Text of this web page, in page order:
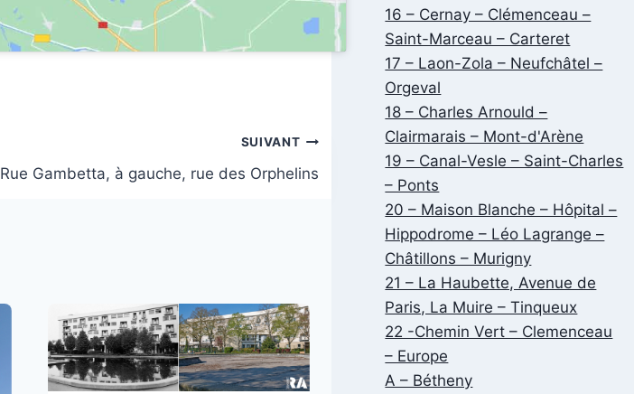
SUIVANT
Rue Gambetta, à gauche, rue des Orphelins
16 – Cernay – Clémenceau –
Saint-Marceau – Carteret
17 – Laon-Zola – Neufchâtel –
Orgeval
18 – Charles Arnould –
Clairmarais – Mont-d'Arène
19 – Canal-Vesle – Saint-Charles
– Ponts
20 – Maison Blanche – Hôpital –
Hippodrome – Léo Lagrange –
Châtillons – Murigny
21 – La Haubette, Avenue de
Paris, La Muire – Tinqueux
22 -Chemin Vert – Clemenceau
– Europe
A – Bétheny